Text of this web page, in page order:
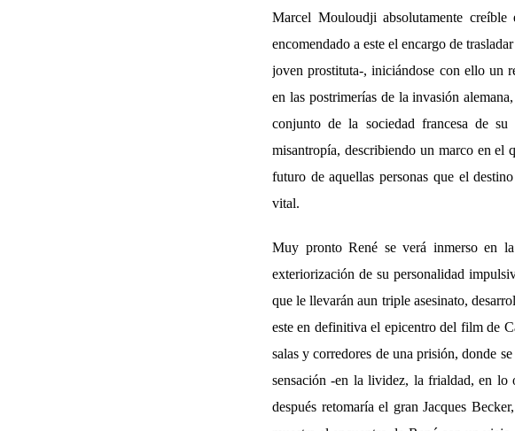
Marcel Mouloudji absolutamente
encomendado a este el encargo de
joven prostituta-, iniciándose con ello un
en las postrimerías de la invasión
conjunto de la sociedad francesa de
misantropía, describiendo un marco en el
futuro de aquellas personas que el
vital.
Muy pronto René se verá inmerso en
exteriorización de su personalidad
que le llevarán aun triple asesinato,
este en definitiva el epicentro del film de
salas y corredores de una prisión, donde
sensación -en la lividez, la frialdad, en lo
después retomaría el gran Jacques